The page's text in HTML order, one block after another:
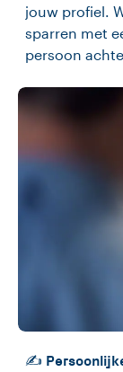
jouw profiel.
sparren met
persoon
✍️